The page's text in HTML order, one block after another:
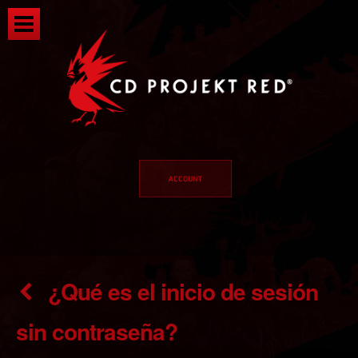
¿Qué es el inicio de sesión
sin contraseña?